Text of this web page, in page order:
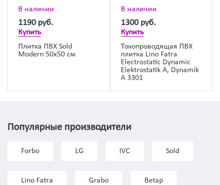
В наличии
1190 руб.
Купить
Плитка ПВХ Sold
Modern 50х50 см
В наличии
1300 руб.
Купить
Токопроводящая ПВХ
плитка Lino Fatra
Electrostatic Dynamic
Elektrostatik A, Dynamik
A 3301
Популярные производители
Forbo LG IVC Sold
Lino Fatra Grabo Betap